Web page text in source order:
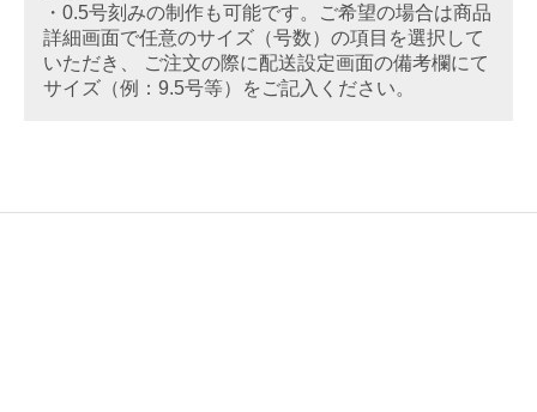
・0.5号刻みの制作も可能です。ご希望の場合は商品
詳細画面で任意のサイズ（号数）の項目を選択して
いただき、 ご注文の際に配送設定画面の備考欄にて
サイズ（例：9.5号等）をご記入ください。